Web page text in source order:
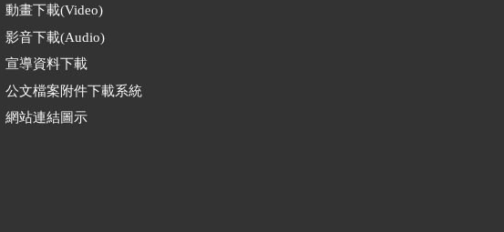
動畫下載(Video)
影音下載(Audio)
宣導資料下載
公文檔案附件下載系統
網站連結圖示